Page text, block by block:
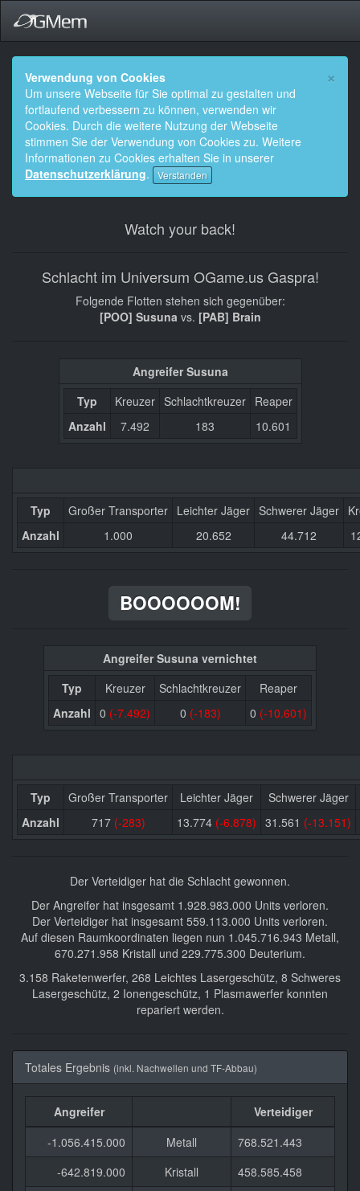
×
Verwendung von Cookies
Um unsere Webseite für Sie optimal zu gestalten und
fortlaufend verbessern zu können, verwenden wir
Cookies. Durch die weitere Nutzung der Webseite
stimmen Sie der Verwendung von Cookies zu. Weitere
Informationen zu Cookies erhalten Sie in unserer
Datenschutzerklärung. Verstanden
Watch your back!
Schlacht im Universum OGame.us Gaspra!
Folgende Flotten stehen sich gegenüber:
[POO] Susuna vs. [PAB] Brain
Angreifer Susuna
Typ
Kreuzer Schlachtkreuzer
Reaper
Anzahl
7.492 183 10.601
Typ Großer Transporter Leichter Jäger Schwerer Jäger
Anzahl
1.000 20.652 44.712
BOOOOOOM!
Angreifer Susuna vernichtet
Typ
Kreuzer Schlachtkreuzer
Reaper
Anzahl 0 (-7.492) 0 (-183) 0 (-10.601)
Typ Großer Transporter Leichter Jäger
Schwerer Jäger
Anzahl
717 (-283) 13.774 (-6.878) 31.561 (-13.151)
Der Verteidiger hat die Schlacht gewonnen.
Der Angreifer hat insgesamt 1.928.983.000 Units verloren.
Der Verteidiger hat insgesamt 559.113.000 Units verloren.
Auf diesen Raumkoordinaten liegen nun 1.045.716.943 Metall,
670.271.958 Kristall und 229.775.300 Deuterium.
3.158 Raketenwerfer, 268 Leichtes Lasergeschütz, 8 Schweres
Lasergeschütz, 2 Ionengeschütz, 1 Plasmawerfer konnten
repariert werden.
Totales Ergebnis (inkl. Nachwellen und TF-Abbau)
Angreifer
Verteidiger
-1.056.415.000
Metall
768.521.443
-642.819.000
Kristall
458.585.458